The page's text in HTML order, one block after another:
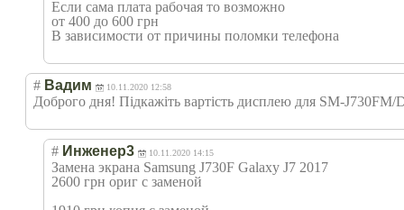
Если сама плата рабочая то возможно
от 400 до 600 грн
В зависимости от причины поломки телефона
# Вадим 10.11.2020 12:58
Доброго дня! Підкажіть вартість дисплею для SM-J730FM/
# Инженер3 10.11.2020 14:15
Замена экрана Samsung J730F Galaxy J7 2017
2600 грн ориг с заменой